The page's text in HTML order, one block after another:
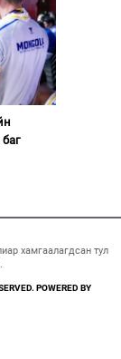
хамгаалагдсан тул
POWERED BY